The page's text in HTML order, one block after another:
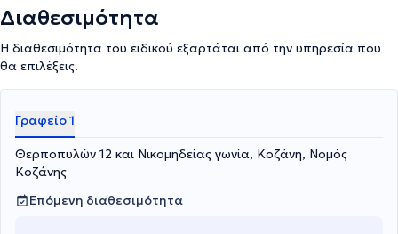
Διαθεσιμότητα
Η διαθεσιμότητα του ειδικού εξαρτάται από την υπηρεσία που
θα επιλέξεις.
Γραφείο 1
Θερποπυλών 12 και Νικομηδείας γωνία, Κοζάνη, Νομός
Κοζάνης
Επόμενη διαθεσιμότητα